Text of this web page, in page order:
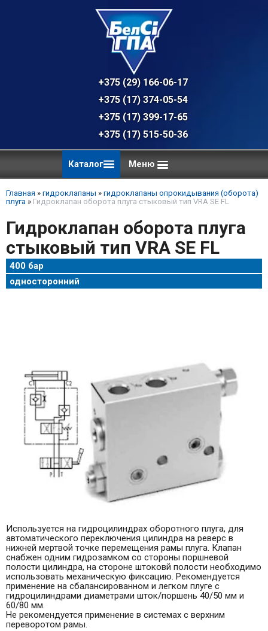
+375 (29) 166-06-17 - техническая
+375 (17) 374-05-54 - общий отдел,
+375 (17) 399-17-65
+375 (17) 515-50-36
Каталог Меню
Главная » гидроклапаны » гидроклапаны опрокидывания (оборота)
плуга » Гидроклапан оборота плуга стыковый тип VRA SE FL
Гидроклапан оборота плуга
стыковый тип VRA SE FL
400 бар
односторонний
Используется на гидроцилиндрах оборотного плуга, для
автоматического переключения цилиндра на реверс в
нижней мертвой точке перемещения рамы плуга. Клапан
снабжен одним гидрозамком со стороны поршневой
полости цилиндра, на стороне штоковй полости необходимо
использовать механическую фиксацию. Рекомендуется
применение на сбалансированном и легком плуге с
гидроцилиндрами диаметрами шток/поршень 40/50 мм и
60/80 мм.
Не рекомендуется применение в системах с верхним
переворотом рамы.